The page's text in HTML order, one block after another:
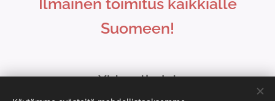
Ilmainen toimitus kaikkialle
Suomeen!
Yhteystiedot